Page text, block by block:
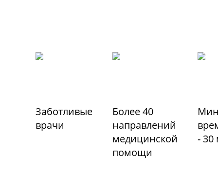
Заботливые
врачи
Более 40
направлений
медицинской
помощи
- 30